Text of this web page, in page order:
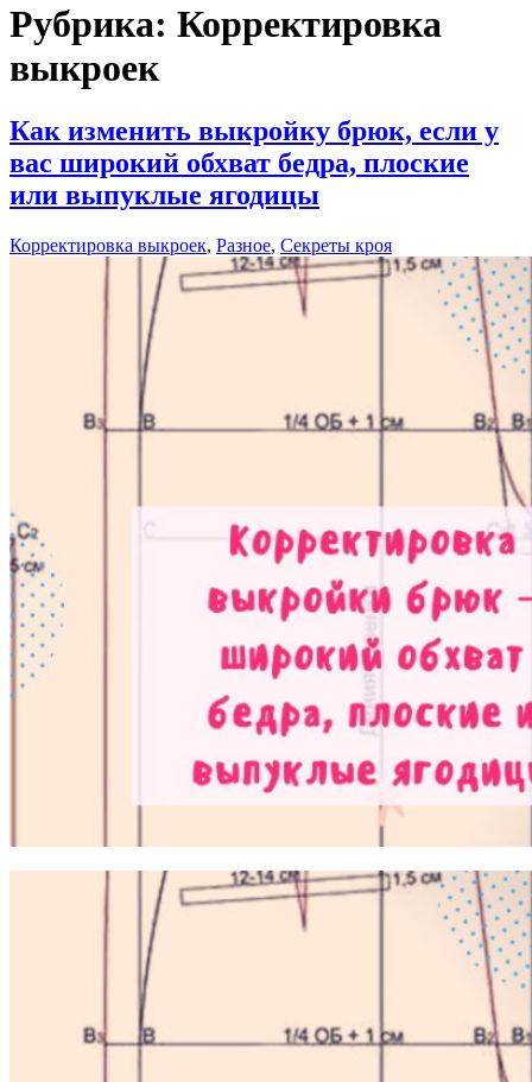
Рубрика: Корректировка
выкроек
Как изменить выкройку брюк, если у
вас широкий обхват бедра, плоские
или выпуклые ягодицы
Корректировка выкроек, Разное, Секреты кроя